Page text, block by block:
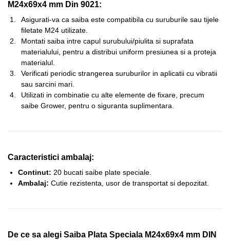
M24x69x4 mm Din 9021:
Asigurati-va ca saiba este compatibila cu suruburile sau tijele
filetate M24 utilizate.
Montati saiba intre capul surubului/piulita si suprafata
materialului, pentru a distribui uniform presiunea si a proteja
materialul.
Verificati periodic strangerea suruburilor in aplicatii cu vibratii
sau sarcini mari.
Utilizati in combinatie cu alte elemente de fixare, precum
saibe Grower, pentru o siguranta suplimentara.
Caracteristici ambalaj:
Continut: 20 bucati saibe plate speciale.
Ambalaj: Cutie rezistenta, usor de transportat si depozitat.
De ce sa alegi Saiba Plata Speciala M24x69x4 mm DIN